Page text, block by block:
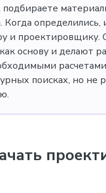
подбираете
Когда определились,
и проектировщику.
основу и делают
поисках, но не